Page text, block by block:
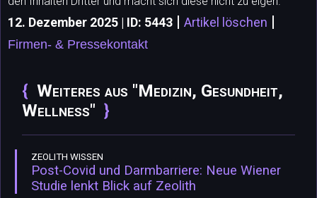
12. Dezember 2025 | ID: 5443 Artikel löschen
Firmen- & Pressekontakt
Weiteres aus "Medizin, Gesundheit,
Wellness"
ZEOLITH WISSEN
Post-Covid und Darmbarriere: Neue Wiener
Studie lenkt Blick auf Zeolith